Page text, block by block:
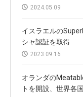
2024.05.09
イスラエルの
シャ認証を取得
2023.09.16
オランダの
トを開設、世界各